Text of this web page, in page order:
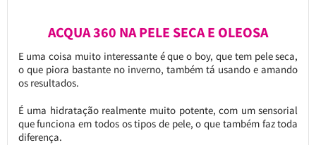
ACQUA 360 NA PELE SECA E OLEOSA
E uma coisa muito interessante é que o boy, que tem pele seca,
o que piora bastante no inverno, também tá usando e amando
os resultados.
É uma hidratação realmente muito potente, com um sensorial
que funciona em todos os tipos de pele, o que também faz toda
diferença.